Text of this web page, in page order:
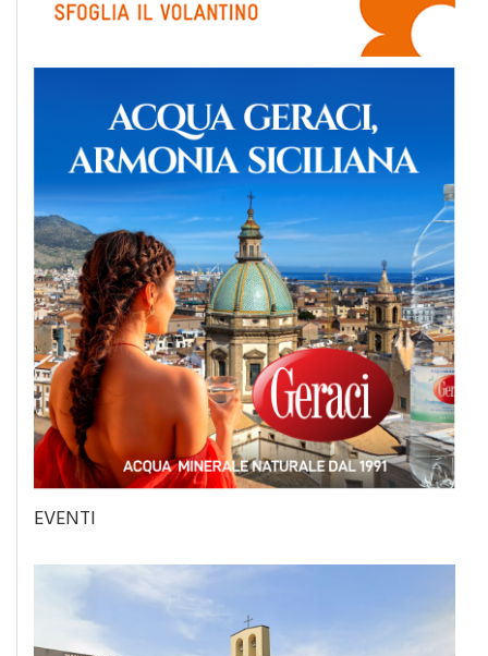
EVENTI